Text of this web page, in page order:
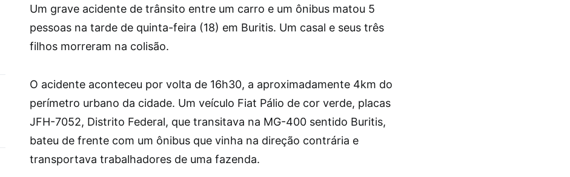
Um grave acidente de trânsito entre um carro e um ônibus matou 5
pessoas na tarde de quinta-feira (18) em Buritis. Um casal e seus três
filhos morreram na colisão.
O acidente aconteceu por volta de 16h30, a aproximadamente 4km do
perímetro urbano da cidade. Um veículo Fiat Pálio de cor verde, placas
JFH-7052, Distrito Federal, que transitava na MG-400 sentido Buritis,
bateu de frente com um ônibus que vinha na direção contrária e
transportava trabalhadores de uma fazenda.